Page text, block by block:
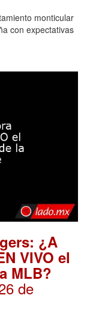
monticular
con expectativas
¿A
VIVO el
MLB?
de